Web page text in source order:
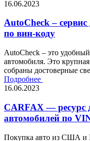
16.06.2023
AutoCheck –
по вин-коду
AutoCheck – это
автомобиля. Это
собраны достоверные
Подробнее
16.06.2023
CARFAX — ресурс
автомобилей по
Покупка авто из США и